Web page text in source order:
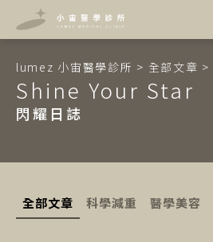
lumez 小宙醫學診所 > 全部文章 >
Shine Your Star
閃耀日誌
全部文章 科學減重 醫學美容